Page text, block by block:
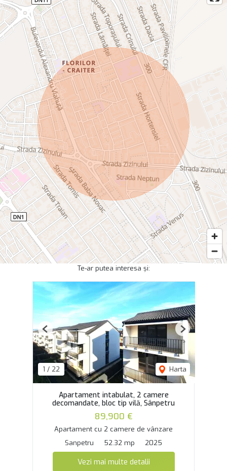
Te-ar putea interesa și:
1 / 22 Harta
Previous Next
Apartament intabulat, 2 camere
decomandate, bloc tip vilă, Sânpetru
89,900 €
Apartament cu 2 camere de vânzare
Sanpetru
52.32 mp 2025
Vezi mai multe detalii